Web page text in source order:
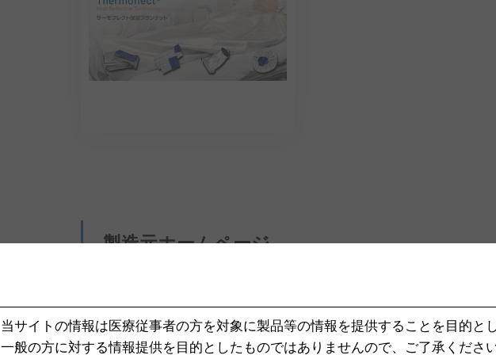
当サイトの情報は医療従事者の方を対象に製品等の情報を提供することを目的とし
一般の方に対する情報提供を目的としたものではありませんので、ご了承ください
製造元ホームページ